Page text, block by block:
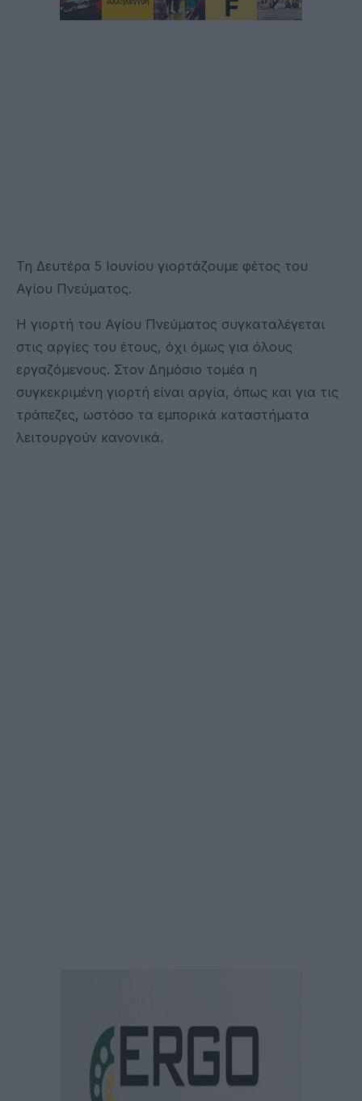
Τη Δευτέρα 5 Ιουνίου γιορτάζουμε φέτος του
Αγίου Πνεύματος.
Η γιορτή του Αγίου Πνεύματος συγκαταλέγεται
στις αργίες του έτους, όχι όμως για όλους
εργαζόμενους. Στον Δημόσιο τομέα η
συγκεκριμένη γιορτή είναι αργία, όπως και για τις
τράπεζες, ωστόσο τα εμπορικά καταστήματα
λειτουργούν κανονικά.